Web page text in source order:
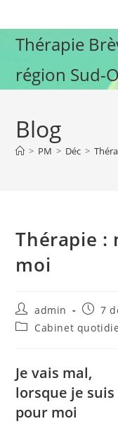
to
contentThérapie
région Sud-
Blog
> PM > Déc >
Thérapie :
moi
Auteur/autrice
de
la
admin
publiée
7
PostCabinet
Je vais mal,
lorsque je
pour moi